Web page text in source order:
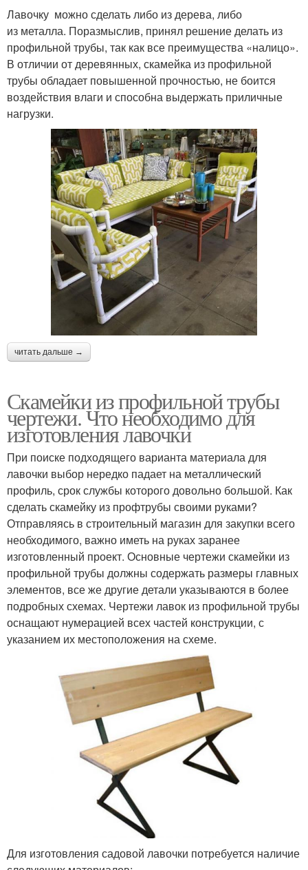
Лавочку можно сделать либо из дерева, либо
из металла. Поразмыслив, принял решение делать из
профильной трубы, так как все преимущества «налицо».
В отличии от деревянных, скамейка из профильной
трубы обладает повышенной прочностью, не боится
воздействия влаги и способна выдержать приличные
нагрузки.
читать дальше →
Скамейки из профильной трубы
чертежи. Что необходимо для
изготовления лавочки
При поиске подходящего варианта материала для
лавочки выбор нередко падает на металлический
профиль, срок службы которого довольно большой. Как
сделать скамейку из профтрубы своими руками?
Отправляясь в строительный магазин для закупки всего
необходимого, важно иметь на руках заранее
изготовленный проект. Основные чертежи скамейки из
профильной трубы должны содержать размеры главных
элементов, все же другие детали указываются в более
подробных схемах. Чертежи лавок из профильной трубы
оснащают нумерацией всех частей конструкции, с
указанием их местоположения на схеме.
Для изготовления садовой лавочки потребуется наличие